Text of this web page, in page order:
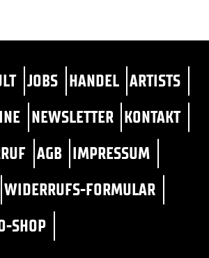
JOBS HANDEL ARTISTS
NEWSLETTER KONTAKT
AGB IMPRESSUM
WIDERRUFS-FORMULAR
SHOP